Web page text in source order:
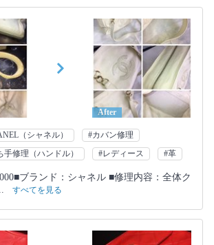
After
（シャネル）
#カバン修理
手修理（ハンドル） #レディース #革
ブランド：シャネル ■修理内容：全体ク
すべてを見る